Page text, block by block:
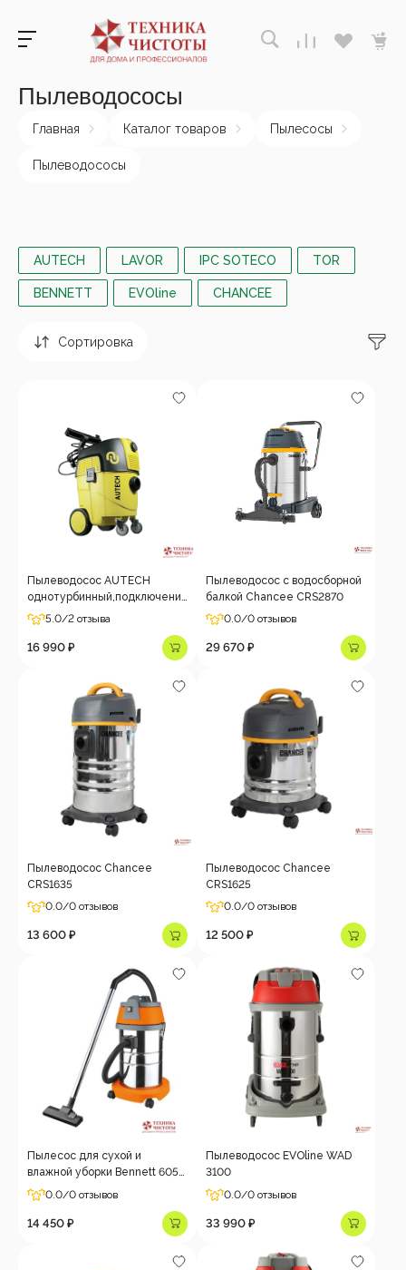
Пылеводососы
Главная Каталог товаров Пылесосы
Пылеводососы
AUTECH LAVOR IPC SOTECO TOR
BENNETT EVOline CHANCEE
Сортировка
Пылеводосос AUTECH
однотурбинный,подключение
электроинструмента 1600
Вт., 30л.
5.0/2 отзыва
16 990 ₽
Пылеводосос с водосборной
балкой Chancee CRS2870
0.0/0 отзывов
29 670 ₽
Пылеводосос Chancee
CRS1635
0.0/0 отзывов
13 600 ₽
Пылеводосос Chancee
CRS1625
0.0/0 отзывов
12 500 ₽
Пылесос для сухой и
влажной уборки Bennett 605-
38-A0.0/0 отзывов
14 450 ₽
Пылеводосос EVOline WAD
3100
0.0/0 отзывов
33 990 ₽